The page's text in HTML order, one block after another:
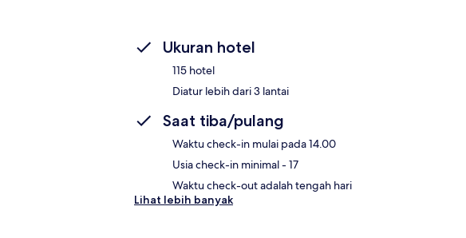
Ukuran hotel
115 hotel
Diatur lebih dari 3 lantai
Saat tiba/pulang
Waktu check-in mulai pada 14.00
Usia check-in minimal - 17
Waktu check-out adalah tengah hari
Lihat lebih banyak